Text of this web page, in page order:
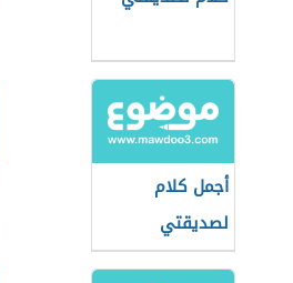
أجمل كلام
لصديقتي